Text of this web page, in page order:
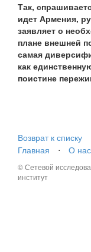
Так,
идет Армения,
заявляет о
плане внешней
самая
как
поистине
Возврат к списку
Главная
⋅ О нас
© Сетевой
институт